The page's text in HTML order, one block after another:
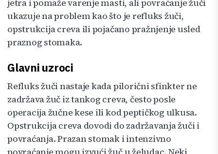
jetra i pomaže varenje masti, ali povraćanje žuči
ukazuje na problem kao što je refluks žuči,
opstrukcija creva ili pojačano pražnjenje usled
praznog stomaka.
Glavni uzroci
Refluks žuči nastaje kada pilorični sfinkter ne
zadržava žuč iz tankog creva, često posle
operacija žučne kese ili kod peptičkog ulkusa.
Opstrukcija creva dovodi do zadržavanja žuči i
povraćanja. Prazan stomak i intenzivno